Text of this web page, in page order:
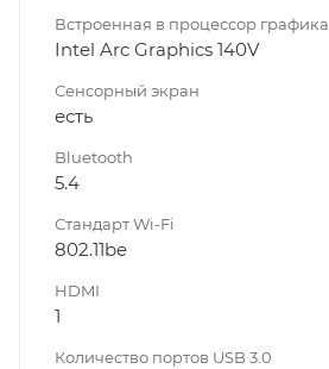
Встроенная в процессор графика
Intel Arc Graphics 140V
Сенсорный экран
есть
Bluetooth
5.4
Стандарт Wi-Fi
802.11be
HDMI
1
Количество портов USB 3.0